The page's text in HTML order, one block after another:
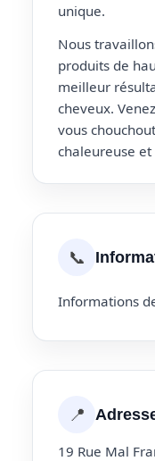
unique.
Nous
produits de
meilleur
cheveux.
vous
chaleureuse
📞
Informations
📍
19 Rue Mal